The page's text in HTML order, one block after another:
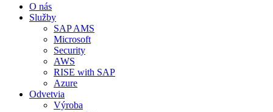
O nás
Služby
SAP AMS
Microsoft
Security
AWS
RISE with SAP
Azure
Odvetvia
Výroba